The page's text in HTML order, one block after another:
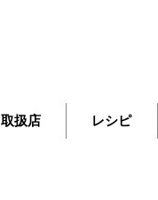
取扱店 レシピ